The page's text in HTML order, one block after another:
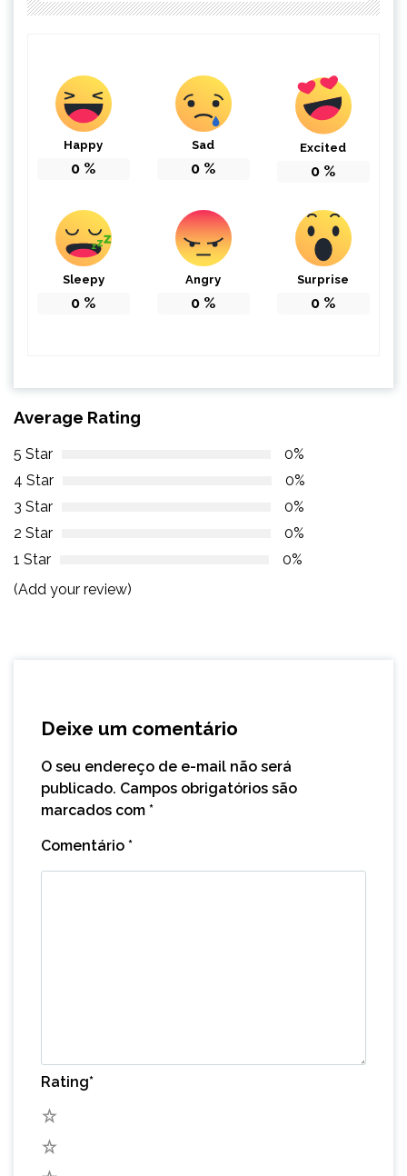
Happy
0 %
Sad
0 %
Excited
0 %
Sleepy
0 %
Angry
0 %
Surprise
0 %
Average Rating
5 Star
0%
4 Star
0%
3 Star
0%
2 Star
0%
1 Star
0%
(Add your review)
Deixe um comentário
O seu endereço de e-mail não será
publicado. Campos obrigatórios são
marcados com *
Comentário *
Rating*